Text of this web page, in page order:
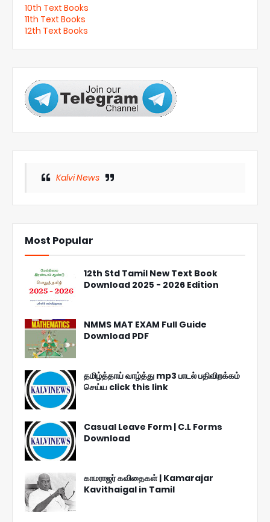
10th Text Books
11th Text Books
12th Text Books
Kalvi News
Most Popular
12th Std Tamil New Text Book
Download 2025 - 2026 Edition
NMMS MAT EXAM Full Guide
Download PDF
தமிழ்த்தாய் வாழ்த்து mp3 பாடல் பதிவிறக்கம்
செய்ய click this link
Casual Leave Form | C.L Forms
Download
காமராஜர் கவிதைகள் | Kamarajar
Kavithaigal in Tamil